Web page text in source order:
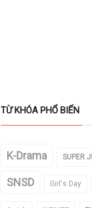
TỪ KHÓA PHỔ BIẾN
K-Drama SUPER
SNSD Girl's Day